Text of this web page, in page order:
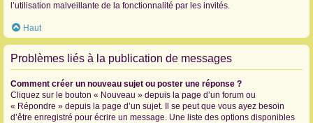
l’utilisation malveillante de la fonctionnalité par les invités.
Haut
Problèmes liés à la publication de messages
Comment créer un nouveau sujet ou poster une réponse ?
Cliquez sur le bouton « Nouveau » depuis la page d’un forum ou
« Répondre » depuis la page d’un sujet. Il se peut que vous ayez besoin
d’être enregistré pour écrire un message. Une liste des options disponibles